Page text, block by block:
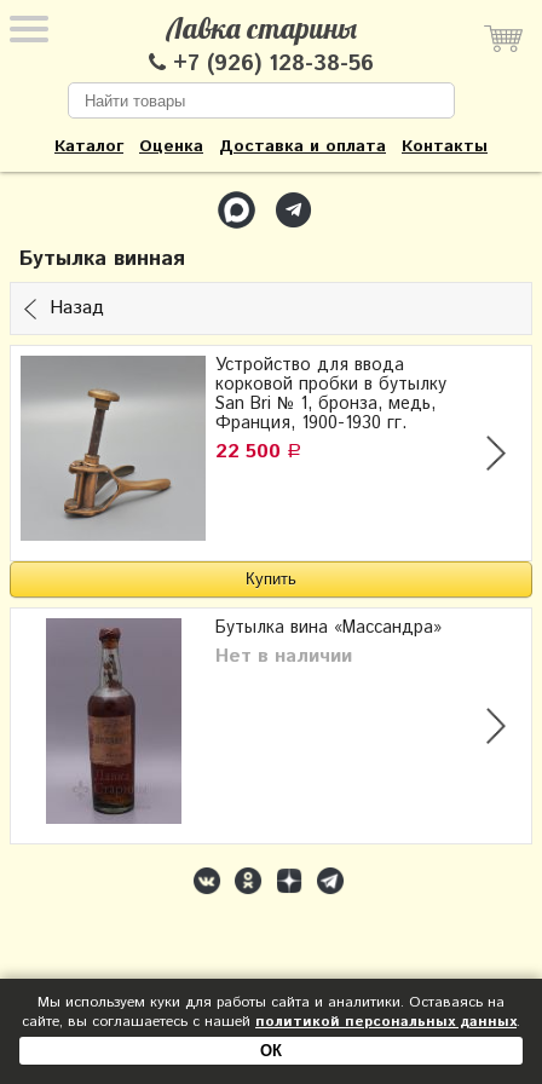
Лавка старины
+7 (926) 128-38-56
Каталог Оценка Доставка и оплата Контакты
Бутылка винная
Назад
Устройство для ввода
корковой пробки в бутылку
San Bri № 1, бронза, медь,
Франция, 1900-1930 гг.
22 500 Р
Бутылка вина «Массандра»
Нет в наличии
Мы используем куки для работы сайта и аналитики. Оставаясь на
сайте, вы соглашаетесь с нашей политикой персональных данных.
ОК